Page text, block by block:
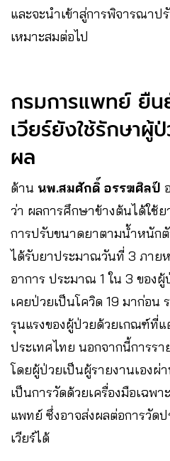
และจะนำเข้าสู่การพิจารณาป
เหมาะสมต่อไป
กรมการแพทย์ ยืน
เวียร์ยังใช้รักษาผู้
ผล​
ด้าน นพ.สมศักดิ์ อรรฆศิลป์
ว่า ผลการศึกษาข้างต้นได้ใช้
การปรับขนาดยาตามน้ำหนัก
ได้รับยาประมาณวันที่ 3 ภายห
อาการ ประมาณ 1 ใน 3 ของ
เคยป่วยเป็นโควิด 19 มาก่อน
รุนแรงของผู้ป่วยด้วยเกณฑ์ที่แ
ประเทศไทย นอกจากนี้การร
โดยผู้ป่วยเป็นผู้รายงานเองผ่
เป็นการวัดด้วยเครื่องมือเฉพ
แพทย์ ซึ่งอาจส่งผลต่อการวัด
เวียร์ได้